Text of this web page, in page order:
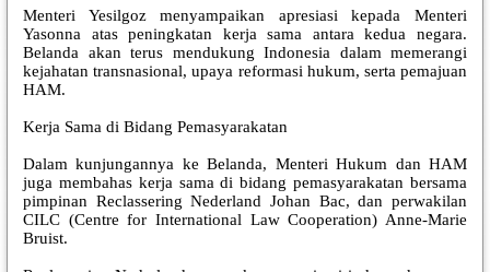
Menteri Yesilgoz menyampaikan apresiasi kepada Menteri
Yasonna atas peningkatan kerja sama antara kedua negara.
Belanda akan terus mendukung Indonesia dalam memerangi
kejahatan transnasional, upaya reformasi hukum, serta pemajuan
HAM.
Kerja Sama di Bidang Pemasyarakatan
Dalam kunjungannya ke Belanda, Menteri Hukum dan HAM
juga membahas kerja sama di bidang pemasyarakatan bersama
pimpinan Reclassering Nederland Johan Bac, dan perwakilan
CILC (Centre for International Law Cooperation) Anne-Marie
Bruist.